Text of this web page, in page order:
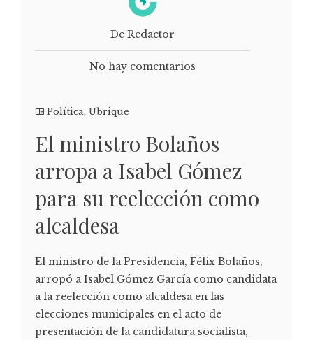
De Redactor
No hay comentarios
Política, Ubrique
El ministro Bolaños
arropa a Isabel Gómez
para su reelección como
alcaldesa
El ministro de la Presidencia, Félix Bolaños,
arropó a Isabel Gómez García como candidata
a la reelección como alcaldesa en las
elecciones municipales en el acto de
presentación de la candidatura socialista,